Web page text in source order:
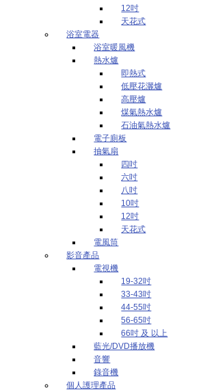
12吋
天花式
浴室電器
浴室暖風機
熱水爐
即熱式
低壓花灑爐
高壓爐
煤氣熱水爐
石油氣熱水爐
電子廁板
抽氣扇
四吋
六吋
八吋
10吋
12吋
天花式
電風筒
影音產品
電視機
19-32吋
33-43吋
44-55吋
56-65吋
66吋 及 以上
藍光/DVD播放機
音響
錄音機
個人護理產品